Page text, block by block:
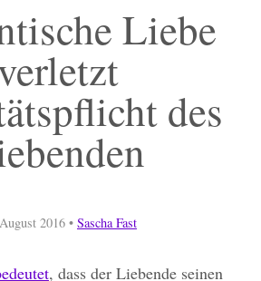
Liebe
des
2016• Sascha Fast
, dass der Liebende seinen